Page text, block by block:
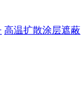
高温扩散涂层遮蔽